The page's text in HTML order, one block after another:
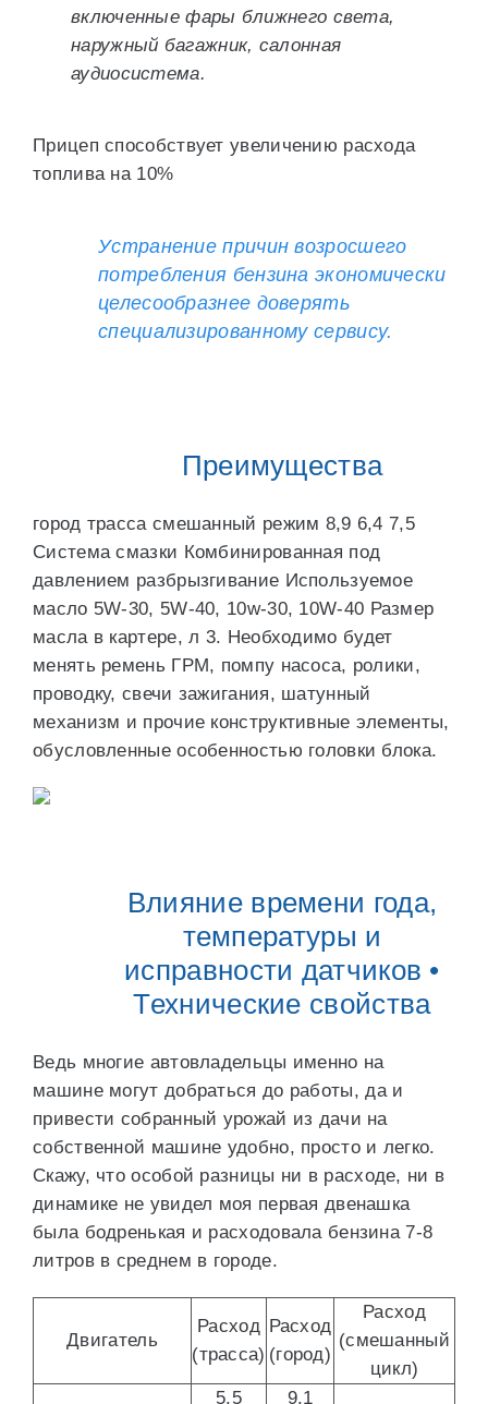
включенные фары ближнего света,
наружный багажник, салонная
аудиосистема.
Прицеп способствует увеличению расхода
топлива на 10%
Устранение причин возросшего
потребления бензина экономически
целесообразнее доверять
специализированному сервису.
Преимущества
город трасса смешанный режим 8,9 6,4 7,5
Система смазки Комбинированная под
давлением разбрызгивание Используемое
масло 5W-30, 5W-40, 10w-30, 10W-40 Размер
масла в картере, л 3. Необходимо будет
менять ремень ГРМ, помпу насоса, ролики,
проводку, свечи зажигания, шатунный
механизм и прочие конструктивные элементы,
обусловленные особенностью головки блока.
Влияние времени года,
температуры и
исправности датчиков •
Технические свойства
Ведь многие автовладельцы именно на
машине могут добраться до работы, да и
привести собранный урожай из дачи на
собственной машине удобно, просто и легко.
Скажу, что особой разницы ни в расходе, ни в
динамике не увидел моя первая двенашка
была бодренькая и расходовала бензина 7-8
литров в среднем в городе.
Двигатель
Расход
(трасса)
Расход
(город)
Расход
(смешанный
цикл)
5.5 9.1